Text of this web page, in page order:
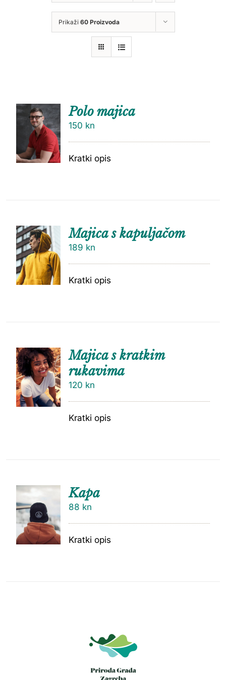
Prikaži 60 Proizvoda
DODAJ
U
KOŠARI
Polo majica
150 kn
Kratki opis
U
KOŠARI
Majica s kapuljačom
189 kn
Kratki opis
DODAJ
U
CU
Majica s kratkim
rukavima
120 kn
Kratki opis
KOŠARI
CU
Kapa
88 kn
Kratki opis